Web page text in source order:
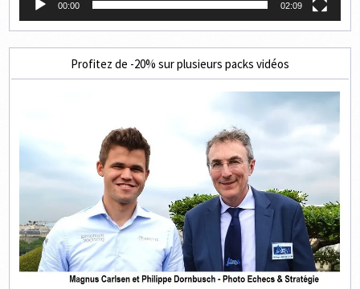
00:00 02:09
Profitez de -20% sur plusieurs packs vidéos